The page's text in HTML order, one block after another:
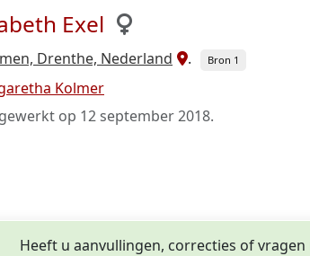
Exel
Drenthe, Nederland . Bron 1
Kolmer
op 12 september 2018.
Heeft u aanvullingen, correcties of